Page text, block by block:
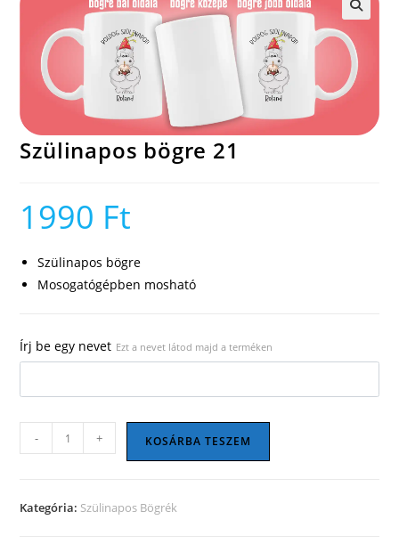
Szülinapos bögre 21
1990 Ft
Szülinapos bögre
Mosogatógépben mosható
Írj be egy nevet Ezt a nevet látod majd a terméken
Szülinapos
bögre
mennyiség
- + KOSÁRBA TESZEM
Kategória: Szülinapos Bögrék